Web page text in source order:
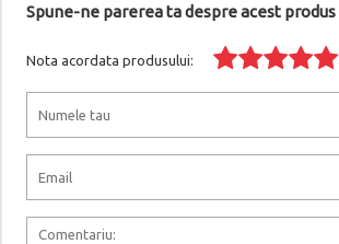
Spune-ne parerea ta despre acest produs
Nota acordata produsului: